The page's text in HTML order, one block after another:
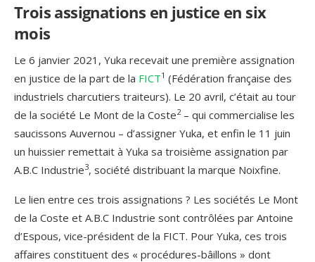
Trois assignations en justice en six
mois
Le 6 janvier 2021, Yuka recevait une première assignation
en justice de la part de la FICT1 (Fédération française des
industriels charcutiers traiteurs). Le 20 avril, c’était au tour
de la société Le Mont de la Coste2– qui commercialise les
saucissons Auvernou – d’assigner Yuka, et enfin le 11 juin
un huissier remettait à Yuka sa troisième assignation par
A.B.C Industrie3, société distribuant la marque Noixfine.
Le lien entre ces trois assignations ? Les sociétés Le Mont
de la Coste et A.B.C Industrie sont contrôlées par Antoine
d’Espous, vice-président de la FICT. Pour Yuka, ces trois
affaires constituent des « procédures-bâillons » dont